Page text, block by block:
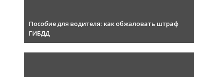
Пособие для водителя: как обжаловать штраф
ГИБДД